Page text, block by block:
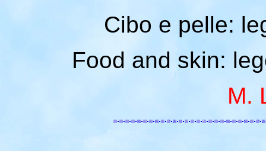
Cibo e pelle:
Food and skin:
M.